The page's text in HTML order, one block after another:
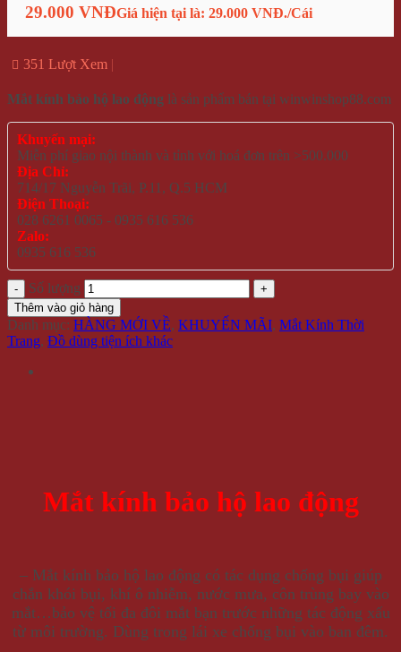
29.000 VNĐGiá hiện tại là: 29.000 VNĐ./Cái
351 Lượt Xem
Mắt kính bảo hộ lao động là sản phẩm bán tại winwinshop88.com
Khuyến mại:
Miễn phí giao nội thành và tỉnh với hoá đơn trên >500.000
Địa Chỉ:
714/17 Nguyễn Trãi, P.11, Q.5 HCM
Điện Thoại:
028 6261 0065 - 0935 616 536
Zalo:
0935 616 536
Số lượng
Thêm vào giỏ hàng
Danh mục: HÀNG MỚI VỀ, KHUYẾN MÃI, Mắt Kính Thời
Trang, Đồ dùng tiện ích khác
Mắt kính bảo hộ lao động
– Mắt kính bảo hộ lao động có tác dụng chống bụi giúp
chắn khói bụi, khí ô nhiễm, nước mưa, côn trùng bay vào
mắt…bảo vệ tối đa đôi mắt bạn trước những tác động xấu
từ môi trường. Dùng trong lái xe chống bụi vào ban đêm.